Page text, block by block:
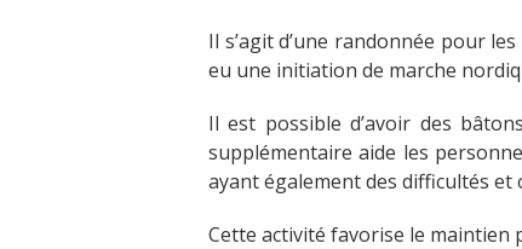
Il s’agit d’une randonnée pour
eu une initiation de marche
Il est possible d’avoir des
supplémentaire aide les
ayant également des difficultés et
Cette activité favorise le maintien